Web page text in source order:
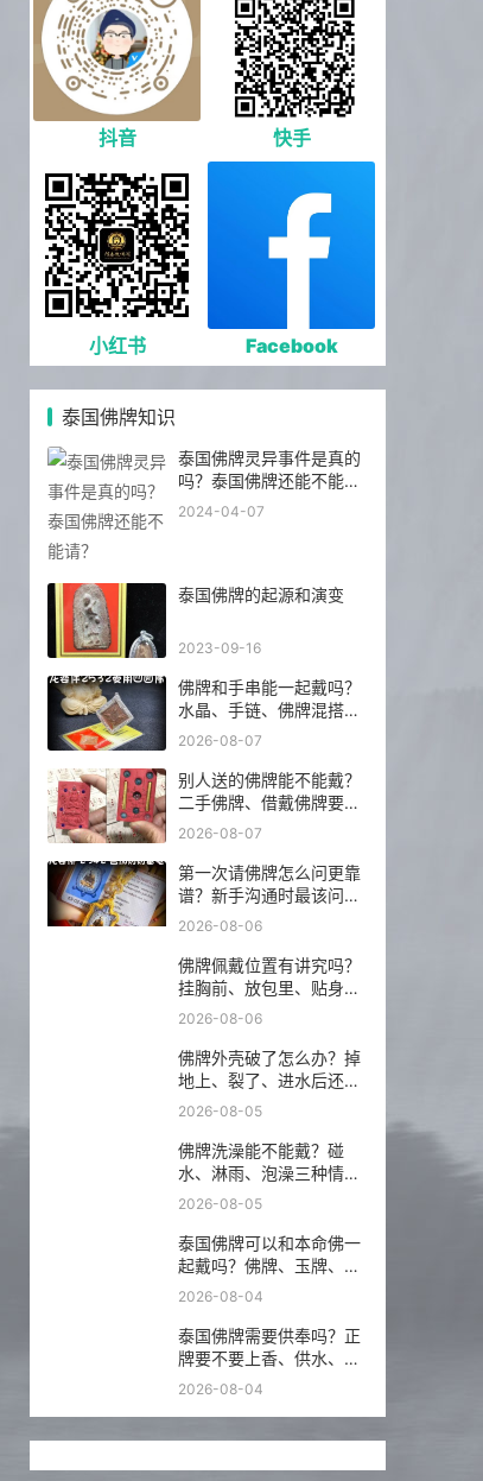
抖音 快手
小红书 Facebook
泰国佛牌知识
泰国佛牌灵异事件是真的
吗？泰国佛牌还能不能
请？
2024-04-07
泰国佛牌的起源和演变
2023-09-16
佛牌和手串能一起戴吗？
水晶、手链、佛牌混搭前
先看这几点
2026-08-07
别人送的佛牌能不能戴？
二手佛牌、借戴佛牌要注
意什么
2026-08-07
第一次请佛牌怎么问更靠
谱？新手沟通时最该问的
5 个问题
2026-08-06
佛牌佩戴位置有讲究吗？
挂胸前、放包里、贴身戴
分别注意什么？
2026-08-06
佛牌外壳破了怎么办？掉
地上、裂了、进水后还能
不能继续戴？
2026-08-05
佛牌洗澡能不能戴？碰
水、淋雨、泡澡三种情况
分开说
2026-08-05
泰国佛牌可以和本命佛一
起戴吗？佛牌、玉牌、平
安符怎么搭更稳？
2026-08-04
泰国佛牌需要供奉吗？正
牌要不要上香、供水、摆
佛台一次讲明白
2026-08-04